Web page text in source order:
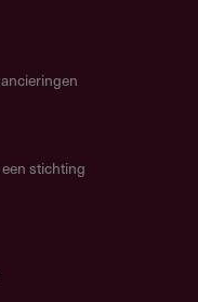
in het
nodig een bewijs van
Zie de
stichting